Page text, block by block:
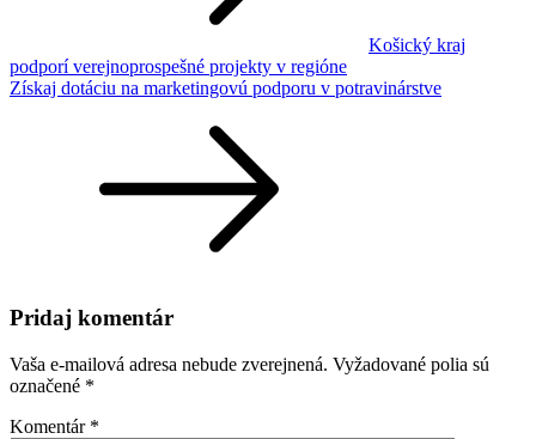
Košický kraj
podporí verejnoprospešné projekty v regióne
Získaj dotáciu na marketingovú podporu v potravinárstve
Pridaj komentár
Vaša e-mailová adresa nebude zverejnená. Vyžadované polia sú
označené *
Komentár *